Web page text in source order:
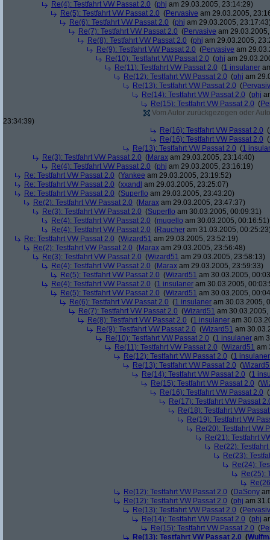
Re(4): Testfahrt VW Passat 2.0 (phj am 29.03.2005, 23:14:29)
Re(5): Testfahrt VW Passat 2.0 (Pervasive am 29.03.2005,
Re(6): Testfahrt VW Passat 2.0 (phj am 29.03.2005,
Re(7): Testfahrt VW Passat 2.0 (Pervasive am
Re(8): Testfahrt VW Passat 2.0 (phj am 29.03.2005,
Re(9): Testfahrt VW Passat 2.0 (Pervasive am
Re(10): Testfahrt VW Passat 2.0 (phj am
Re(11): Testfahrt VW Passat 2.0 (1 insulaner
Re(12): Testfahrt VW Passat 2.0 (phj am
Re(13): Testfahrt VW Passat 2.0 (
Re(14): Testfahrt VW Passat 2.0 (phj
Re(15): Testfahrt VW Passat 2.0 (
Vom Autor zurückgezogen oder
23:34:39)
Re(16): Testfahrt VW Passat 2.0 (
Re(16): Testfahrt VW Passat 2.0 (
Re(13): Testfahrt VW Passat 2.0 (1
Re(3): Testfahrt VW Passat 2.0 (Marax am 29.03.2005, 23:14:40)
Re(4): Testfahrt VW Passat 2.0 (phj am 29.03.2005, 23:16:19)
Re: Testfahrt VW Passat 2.0 (Yankee am 29.03.2005, 23:19:52)
Re: Testfahrt VW Passat 2.0 (xxandl am 29.03.2005, 23:25:07)
Re: Testfahrt VW Passat 2.0 (Superflo am 29.03.2005, 23:43:20)
Re(2): Testfahrt VW Passat 2.0 (Marax am 29.03.2005, 23:47:37)
Re(3): Testfahrt VW Passat 2.0 (Superflo am 30.03.2005, 00:09:31)
Re(4): Testfahrt VW Passat 2.0 (mugello am 30.03.2005, 00:16:51)
Re(4): Testfahrt VW Passat 2.0 (Raucher am 31.03.2005,
Re: Testfahrt VW Passat 2.0 (Wizard51 am 29.03.2005, 23:52:19)
Re(2): Testfahrt VW Passat 2.0 (Marax am 29.03.2005, 23:56:48)
Re(3): Testfahrt VW Passat 2.0 (Wizard51 am 29.03.2005, 23:58:13)
Re(4): Testfahrt VW Passat 2.0 (Marax am 29.03.2005, 23:59:33)
Re(5): Testfahrt VW Passat 2.0 (Wizard51 am 30.03.2005,
Re(4): Testfahrt VW Passat 2.0 (1 insulaner am 30.03.2005,
Re(5): Testfahrt VW Passat 2.0 (Wizard51 am 30.03.2005,
Re(6): Testfahrt VW Passat 2.0 (1 insulaner am 30.03.2005,
Re(7): Testfahrt VW Passat 2.0 (Wizard51 am
Re(8): Testfahrt VW Passat 2.0 (1 insulaner am
Re(9): Testfahrt VW Passat 2.0 (Wizard51 am
Re(10): Testfahrt VW Passat 2.0 (1 insulaner am
Re(11): Testfahrt VW Passat 2.0 (Wizard51 am
Re(12): Testfahrt VW Passat 2.0 (1 insulaner
Re(13): Testfahrt VW Passat 2.0 (
Re(14): Testfahrt VW Passat 2.0 (1
Re(15): Testfahrt VW Passat 2.0 (
Re(16): Testfahrt VW Passat 2.0 (
Re(17): Testfahrt VW Passat
Re(18): Testfahrt VW
Re(19): Testfahrt VW
Re(20): Testfahrt VW
Re(21): Testfahrt
Re(22):
Re(23):
Re(24):
Re(25):
Re(12): Testfahrt VW Passat 2.0 (DaSony
Re(12): Testfahrt VW Passat 2.0 (phj am
Re(13): Testfahrt VW Passat 2.0 (
Re(14): Testfahrt VW Passat 2.0 (phj
Re(15): Testfahrt VW Passat 2.0 (
Re(13): Testfahrt VW Passat 2.0 (